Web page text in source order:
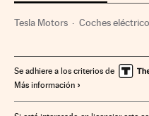
Tesla Motors Coches
Empresas Economía
Se adhiere a los criterios de
Más información